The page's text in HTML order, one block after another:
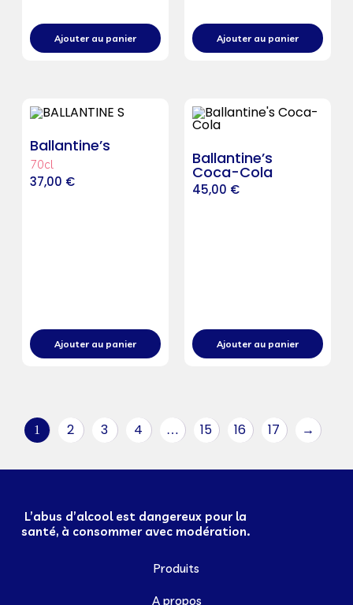
Ajouter au panier Ajouter au panier
Ballantine’s
70cl
37,00 €
Ajouter au panier
Ballantine’s
Coca-Cola
45,00 €
Ajouter au panier
1 2 3 4 … 15 16 17 →
L’abus d’alcool est dangereux pour la
santé, à consommer avec modération.
Produits
A propos